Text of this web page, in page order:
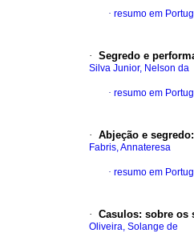
· resumo em
· Segredo e
Silva Junior, Nelson da
· resumo em
· Abjeção e segredo:
Fabris, Annateresa
· resumo em
· Casulos: sobre os
Oliveira, Solange de